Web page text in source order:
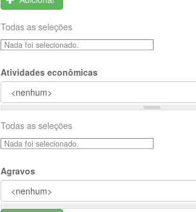
Todas as seleções
Nada foi selecionado.
Atividades econômicas
Todas as seleções
Nada foi selecionado.
Agravos